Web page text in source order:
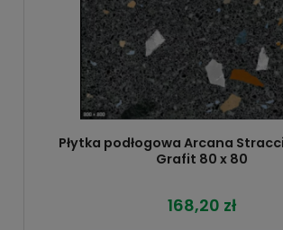
Płytka podłogowa Arcana
Grafit 80 x 80
168,20 zł